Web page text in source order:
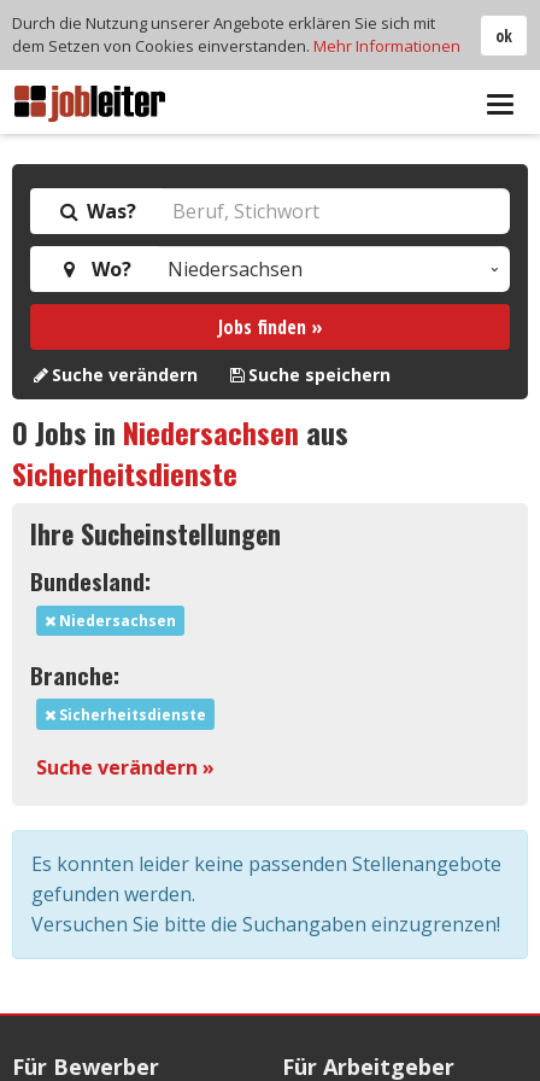
Was?
Wo?
Jobs finden »
Suche verändern Suche speichern
0Jobs in Niedersachsen aus
Sicherheitsdienste
Ihre Sucheinstellungen
Bundesland:
Niedersachsen
Branche:
Sicherheitsdienste
Suche verändern »
Es konnten leider keine passenden Stellenangebote
gefunden werden.
Versuchen Sie bitte die Suchangaben einzugrenzen!
Für Bewerber Für Arbeitgeber
ok
Durch die Nutzung unserer Angebote erklären Sie sich mit
dem Setzen von Cookies einverstanden. Mehr Informationen